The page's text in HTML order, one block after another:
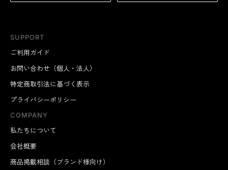
SUPPORT
ご利用ガイド
お問い合わせ（個人・法人）
特定商取引法に基づく表示
プライバシーポリシー
COMPANY
私たちについて
会社概要
商品掲載相談（ブランド様向け）